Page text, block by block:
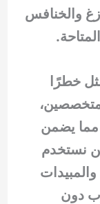
والخنافس
خطرًا
مما يضمن
نستخدم
دون